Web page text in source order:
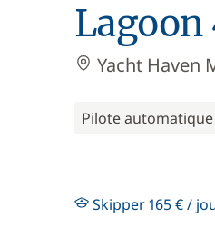
Lagoon
Yacht Haven
Pilote automatique
Skipper 165 € /